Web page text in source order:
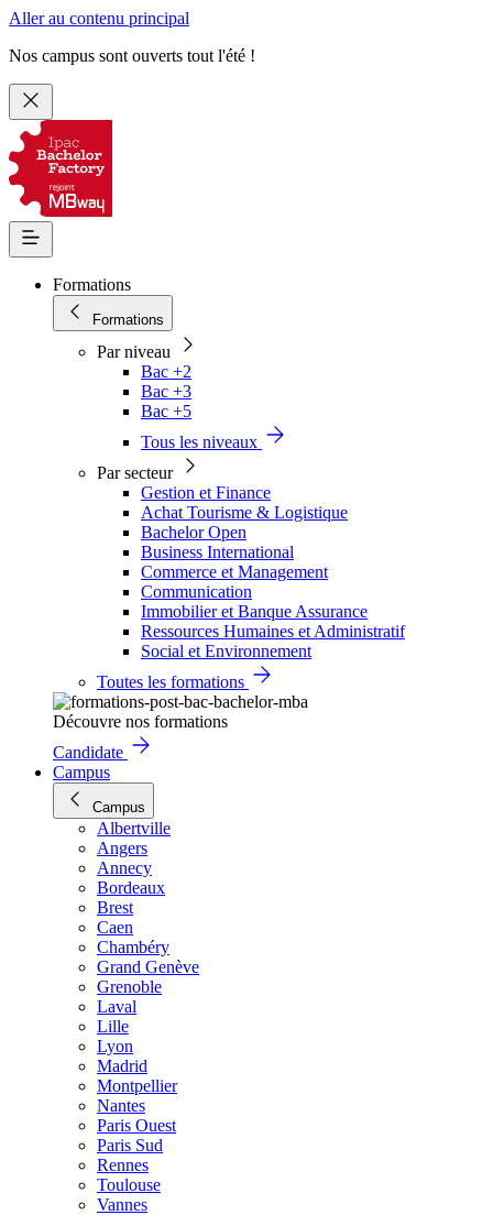
Aller au contenu principal
Nos campus sont ouverts tout l'été !
Formations
Formations
Par niveau
Bac +2
Bac +3
Bac +5
Tous les niveaux
Par secteur
Gestion et Finance
Achat Tourisme & Logistique
Bachelor Open
Business International
Commerce et Management
Communication
Immobilier et Banque Assurance
Ressources Humaines et Administratif
Social et Environnement
Toutes les formations
Découvre nos formations
Candidate
Campus
Campus
Albertville
Angers
Annecy
Bordeaux
Brest
Caen
Chambéry
Grand Genève
Grenoble
Laval
Lille
Lyon
Madrid
Montpellier
Nantes
Paris Ouest
Paris Sud
Rennes
Toulouse
Vannes